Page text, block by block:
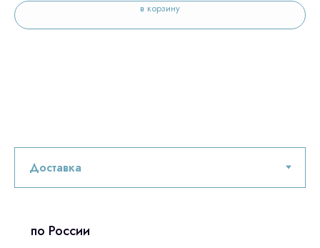
в корзину
по России